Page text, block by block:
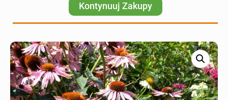
Kontynuuj Zakupy